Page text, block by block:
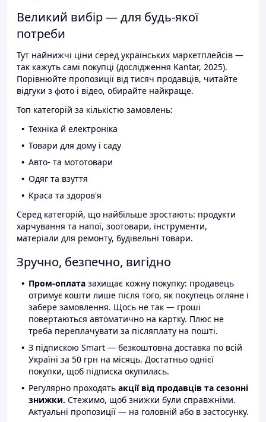
Великий вибір — для будь-якої
потреби
Тут найнижчі ціни серед українських маркетплейсів —
так кажуть самі покупці (дослідження Kantar, 2025).
Порівнюйте пропозиції від тисяч продавців, читайте
відгуки з фото і відео, обирайте найкраще.
Топ категорій за кількістю замовлень:
Техніка й електроніка
Товари для дому і саду
Авто- та мототовари
Одяг та взуття
Краса та здоров'я
Серед категорій, що найбільше зростають: продукти
харчування та напої, зоотовари, інструменти,
матеріали для ремонту, будівельні товари.
Зручно, безпечно, вигідно
Пром-оплата захищає кожну покупку: продавець
отримує кошти лише після того, як покупець огляне і
забере замовлення. Щось не так — гроші
повертаються автоматично на картку. Плюс не
треба переплачувати за післяплату на пошті.
З підпискою Smart — безкоштовна доставка по всій
Україні за 50 грн на місяць. Достатньо однієї
покупки, щоб підписка окупилась.
Регулярно проходять акції від продавців та сезонні
знижки. Стежимо, щоб знижки були справжніми.
Актуальні пропозиції — на головній або в застосунку.